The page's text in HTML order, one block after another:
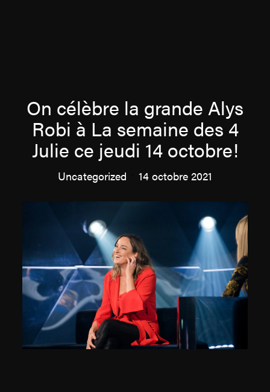
À propos
Équipe
Productions
Actualités
Contact
Jinfluence
On célèbre la grande Alys
Robi à La semaine des 4
Julie ce jeudi 14 octobre!
Uncategorized 14 octobre 2021